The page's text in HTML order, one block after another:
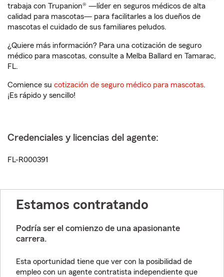
trabaja con Trupanion® —líder en seguros médicos de alta
calidad para mascotas— para facilitarles a los dueños de
mascotas el cuidado de sus familiares peludos.
¿Quiere más información? Para una cotización de seguro
médico para mascotas, consulte a Melba Ballard en Tamarac,
FL.
Comience su cotización de seguro médico para mascotas.
¡Es rápido y sencillo!
Credenciales y licencias del agente:
FL-R000391
Estamos contratando
Podría ser el comienzo de una apasionante
carrera.
Esta oportunidad tiene que ver con la posibilidad de
empleo con un agente contratista independiente que